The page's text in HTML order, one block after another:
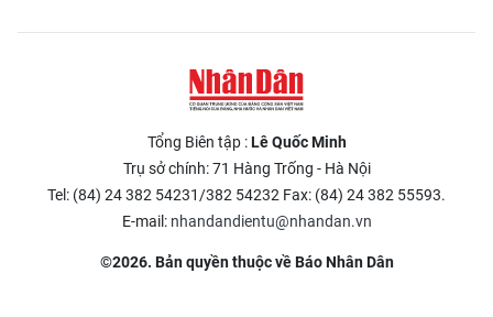
Tổng Biên tập :Lê Quốc Minh
Trụ sở chính: 71 Hàng Trống - Hà Nội
Tel: (84) 24 382 54231/382 54232 Fax: (84) 24 382 55593.
E-mail: nhandandientu@nhandan.vn
©2026. Bản quyền thuộc về Báo Nhân Dân